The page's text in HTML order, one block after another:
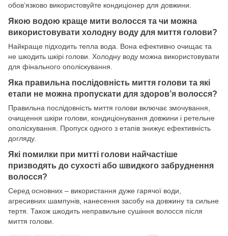
обов’язково використовуйте кондиціонер для довжини.
Якою водою краще мити волосся та чи можна
використовувати холодну воду для миття голови?
Найкраще підходить тепла вода. Вона ефективно очищає та
не шкодить шкірі голови. Холодну воду можна використовувати
для фінального ополіскування.
Яка правильна послідовність миття голови та які
етапи не можна пропускати для здоров’я волосся?
Правильна послідовність миття голови включає змочування,
очищення шкіри голови, кондиціонування довжини і ретельне
ополіскування. Пропуск одного з етапів знижує ефективність
догляду.
Які помилки при митті голови найчастіше
призводять до сухості або швидкого забруднення
волосся?
Серед основних – використання дуже гарячої води,
агресивних шампунів, нанесення засобу на довжину та сильне
тертя. Також шкодить неправильне сушіння волосся після
миття голови.